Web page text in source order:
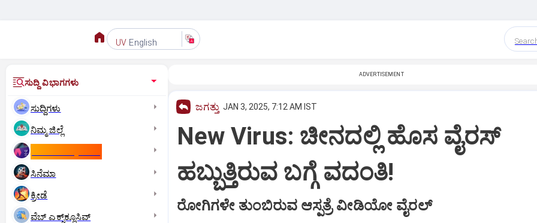
UV English
ಸುದ್ದಿ ವಿಭಾಗಗಳು
ಸುದ್ದಿಗಳು
ನಿಮ್ಮ ಜಿಲ್ಲೆ
ಸಿನೆಮಾ
ಕ್ರೀಡೆ
ವೆಬ್ ಎಕ್ಸ್‌ಕ್ಲೂಸಿವ್
ADVERTISEMENT
ಜಗತ್ತು JAN 3, 2025, 7:12 AM IST
New Virus: ಚೀನದಲ್ಲಿ ಹೊಸ ವೈರಸ್‌
ಹಬ್ಬುತ್ತಿರುವ ಬಗ್ಗೆ ವದಂತಿ!
ರೋಗಿಗಳೇ ತುಂಬಿರುವ ಆಸ್ಪತ್ರೆ ವೀಡಿಯೋ ವೈರಲ್‌